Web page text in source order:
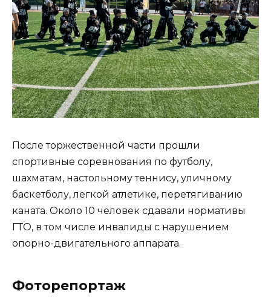
После торжественной части прошли
спортивные соревнования по футболу,
шахматам, настольному теннису, уличному
баскетболу, легкой атлетике, перетягиванию
каната. Около 10 человек сдавали нормативы
ГТО, в том числе инвалиды с нарушением
опорно-двигательного аппарата.
Фоторепортаж